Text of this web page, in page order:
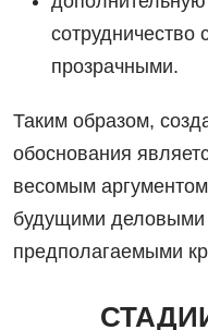
сотрудничество
прозрачными.
Таким образом,
обоснования
весомым
будущими деловыми
предполагаемыми